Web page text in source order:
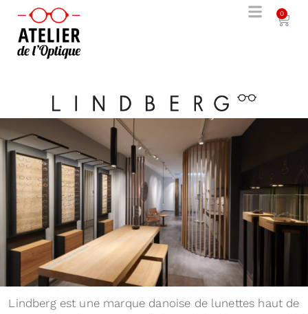
0
Lindberg est une marque danoise de lunettes haut de